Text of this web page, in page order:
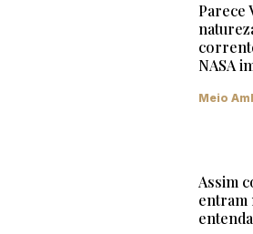
Parece
NASA
Meio
Assim
entram
entenda